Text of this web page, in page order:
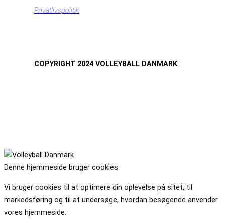
Privatlivspolitik
COPYRIGHT 2024 VOLLEYBALL DANMARK
Denne hjemmeside bruger cookies
Vi bruger cookies til at optimere din oplevelse på sitet, til
markedsføring og til at undersøge, hvordan besøgende anvender
vores hjemmeside.